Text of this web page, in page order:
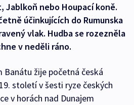
Jablkoň nebo Houpací koně.
účinkujících do Rumunska
vlak. Hudba se rozezněla
v neděli ráno.
žije početná česká
století v šesti ryze českých
v horách nad Dunajem